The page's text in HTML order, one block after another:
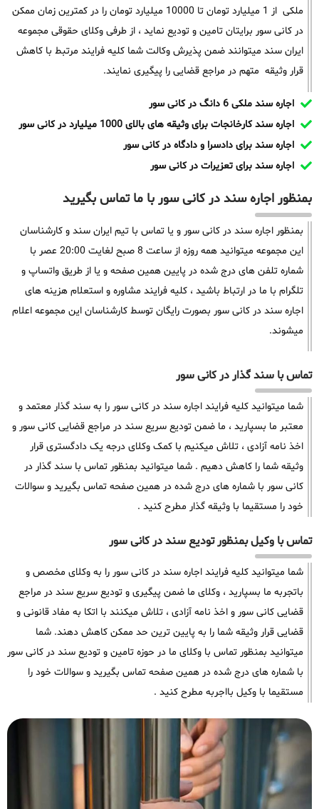
ملکی از 1 میلیارد تومان تا 10000 میلیارد تومان را در کمترین زمان ممکن
در کانی سور برایتان تامین و تودیع نماید ، از طرفی وکلای حقوقی مجموعه
ایران سند میتوانند ضمن پذیرش وکالت شما کلیه فرایند مرتبط با کاهش
قرار وثیقه متهم در مراجع قضایی را پیگیری نمایند.
اجاره سند ملکی 6 دانگ در کانی سور
اجاره سند کارخانجات برای وثیقه های بالای 1000 میلیارد در کانی سور
اجاره سند برای دادسرا و دادگاه در کانی سور
اجاره سند برای تعزیرات در کانی سور
بمنظور اجاره سند در کانی سور با ما تماس بگیرید
بمنظور اجاره سند در کانی سور و یا تماس با تیم ایران سند و کارشناسان
این مجموعه میتوانید همه روزه از ساعت 8 صبح لغایت 20:00 عصر با
شماره تلفن های درج شده در پایین همین صفحه و یا از طریق واتساپ و
تلگرام با ما در ارتباط باشید ، کلیه فرایند مشاوره و استعلام هزینه های
اجاره سند در کانی سور بصورت رایگان توسط کارشناسان این مجموعه اعلام
میشوند.
تماس با سند گذار در کانی سور
شما میتوانید کلیه فرایند اجاره سند در کانی سور را به سند گذار معتمد و
معتبر ما بسپارید ، ما ضمن تودیع سریع سند در مراجع قضایی کانی سور و
اخذ نامه آزادی ، تلاش میکنیم با کمک وکلای درجه یک دادگستری قرار
وثیقه شما را کاهش دهیم . شما میتوانید بمنظور تماس با سند گذار در
کانی سور با شماره های درج شده در همین صفحه تماس بگیرید و سوالات
خود را مستقیما با وثیقه گذار مطرح کنید .
تماس با وکیل بمنظور تودیع سند در کانی سور
شما میتوانید کلیه فرایند اجاره سند در کانی سور را به وکلای مخصص و
باتجربه ما بسپارید ، وکلای ما ضمن پیگیری و تودیع سریع سند در مراجع
قضایی کانی سور و اخذ نامه آزادی ، تلاش میکنند با اتکا به مفاد قانونی و
قضایی قرار وثیقه شما را به پایین ترین حد ممکن کاهش دهند. شما
میتوانید بمنظور تماس با وکلای ما در حوزه تامین و تودیع سند در کانی سور
با شماره های درج شده در همین صفحه تماس بگیرید و سوالات خود را
مستقیما با وکیل بااجربه مطرح کنید .